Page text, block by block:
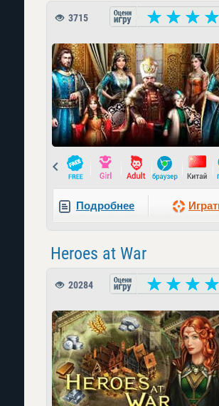
3715
Prev
Подробнее
Heroes at War
20284